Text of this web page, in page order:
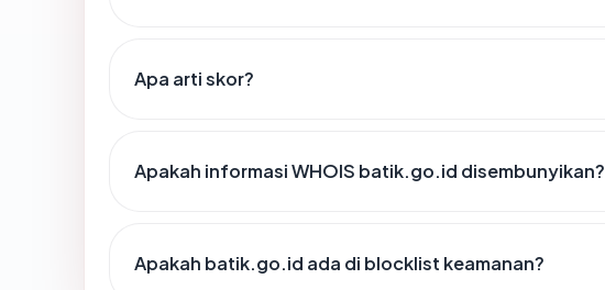
Apa arti skor?
Apakah informasi WHOIS batik.go.id disembunyikan?
Apakah batik.go.id ada di blocklist keamanan?